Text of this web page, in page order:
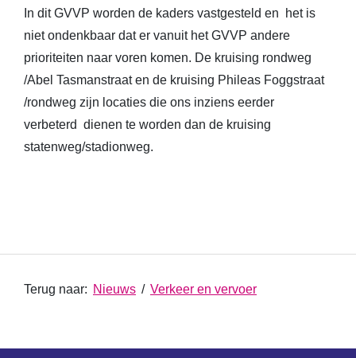
In dit GVVP worden de kaders vastgesteld en het is
niet ondenkbaar dat er vanuit het GVVP andere
prioriteiten naar voren komen. De kruising rondweg
/Abel Tasmanstraat en de kruising Phileas Foggstraat
/rondweg zijn locaties die ons inziens eerder
verbeterd dienen te worden dan de kruising
statenweg/stadionweg.
Terug naar: Nieuws / Verkeer en vervoer